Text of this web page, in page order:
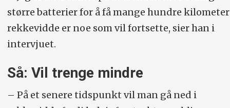
større batterier for å få mange hundre kilometer
rekkevidde er noe som vil fortsette, sier han i
intervjuet.
Så: Vil trenge mindre
– På et senere tidspunkt vil man gå ned i